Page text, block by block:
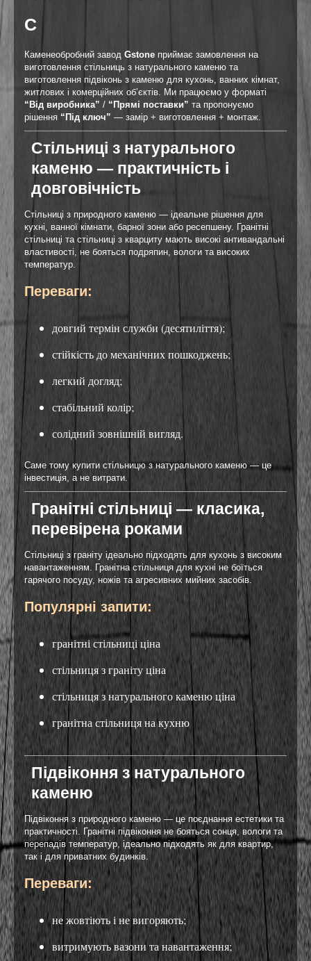
С
Каменеобробний завод Gstone приймає замовлення на
виготовлення стільниць з натурального каменю та
виготовлення підвіконь з каменю для кухонь, ванних кімнат,
житлових і комерційних об’єктів. Ми працюємо у форматі
“Від виробника” / “Прямі поставки” та пропонуємо
рішення “Під ключ” — замір + виготовлення + монтаж.
Стільниці з натурального
каменю — практичність і
довговічність
Стільниці з природного каменю — ідеальне рішення для
кухні, ванної кімнати, барної зони або ресепшену. Гранітні
стільниці та стільниці з кварциту мають високі антивандальні
властивості, не бояться подряпин, вологи та високих
температур.
Переваги:
довгий термін служби (десятиліття);
стійкість до механічних пошкоджень;
легкий догляд;
стабільний колір;
солідний зовнішній вигляд.
Саме тому купити стільницю з натурального каменю — це
інвестиція, а не витрати.
Гранітні стільниці — класика,
перевірена роками
Стільниці з граніту ідеально підходять для кухонь з високим
навантаженням. Гранітна стільниця для кухні не боїться
гарячого посуду, ножів та агресивних мийних засобів.
Популярні запити:
гранітні стільниці ціна
стільниця з граніту ціна
стільниця з натурального каменю ціна
гранітна стільниця на кухню
Підвіконня з натурального
каменю
Підвіконня з природного каменю — це поєднання естетики та
практичності. Гранітні підвіконня не бояться сонця, вологи та
перепадів температур, ідеально підходять як для квартир,
так і для приватних будинків.
Переваги:
не жовтіють і не вигоряють;
витримують вазони та навантаження;